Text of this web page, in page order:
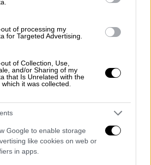
of processing my
for Targeted Advertising.
of Collection, Use,
and/or Sharing of my
that Is Unrelated with the
it was collected.
Google to enable storage
like cookies on web or
in apps.
και όπως φαίνεται θα είναι ο
.
στο
τόνισε. O Oγκάν δεν
χαρτιά του αλλά αναμένεται
ώρες να τοποθετηθεί, ενόψει
γύρου.
hesabımdan canlı
Seçimleri